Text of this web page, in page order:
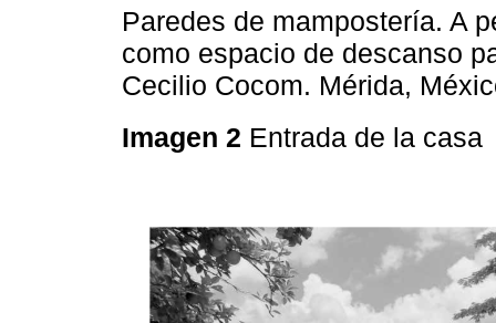
Paredes de mampostería. A
como espacio de descanso
Cecilio Cocom. Mérida,
Imagen 2 Entrada de la casa